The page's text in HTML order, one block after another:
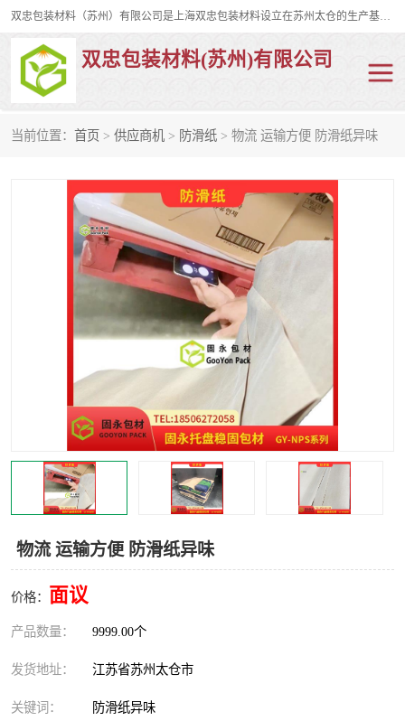
双忠包装材料（苏州）有限公司是上海双忠包装材料设立在苏州太仓的生产基地，占地约2万平米，产品主要有打孔缠绕膜，拉伸蜂窝纸，集装箱充气袋，滑托板，打包带，裹包网兜，防滑纸等箱体和托盘的运输和保护性包材。固永包材®，GooYon Pack®，是我们保护性包装材料的专属品牌。
双忠包装材料(苏州)有限公司
当前位置： 首页 > 供应商机 > 防滑纸 > 物流 运输方便 防滑纸异味
物流 运输方便 防滑纸异味
价格： 面议
产品数量： 9999.00个
发货地址： 江苏省苏州太仓市
关键词： 防滑纸异味
裹包网兜 纤维打包带
充气袋
缠绕膜
托盘裹包网兜
托盘捆绑带